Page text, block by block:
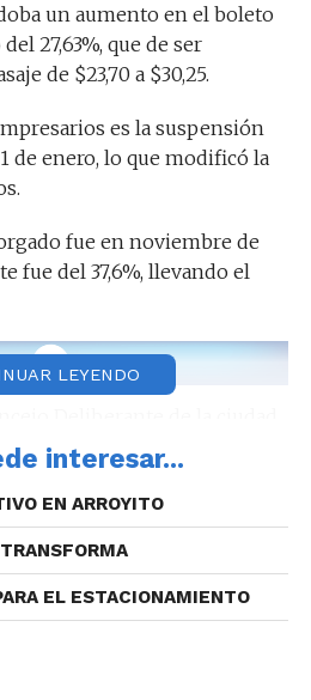
un aumento en el boleto
27,63%, que de ser
de $23,70 a $30,25.
es la suspensión
de enero, lo que modificó la
fue en noviembre de
fue del 37,6%, llevando el
que el porcentaje
debería tenerse en cuenta,
LEYENDO
interesar...
EN ARROYITO
EL ESTACIONAMIENTO